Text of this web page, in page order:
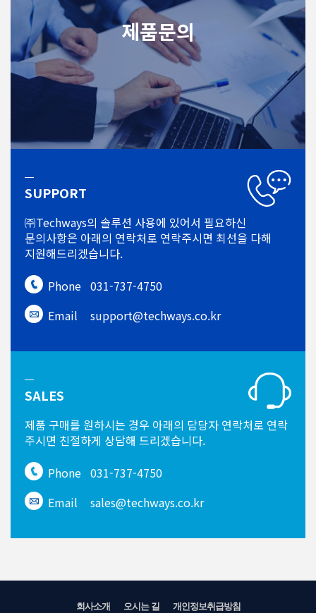
제품문의
SUPPORT
㈜Techways의 솔루션 사용에 있어서 필요하신
문의사항은 아래의 연락처로 연락주시면 최선을 다해
지원해드리겠습니다.
Phone 031-737-4750
Email
support@techways.co.kr
SALES
제품 구매를 원하시는 경우 아래의 담당자 연락처로 연락
주시면 친절하게 상담해 드리겠습니다.
Phone 031-737-4750
Email
sales@techways.co.kr
회사소개 오시는 길 개인정보취급방침